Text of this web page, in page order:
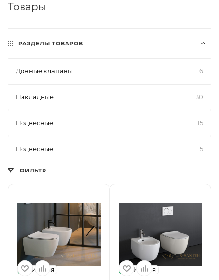
Товары
РАЗДЕЛЫ ТОВАРОВ
Донные клапаны 6
Накладные 30
Подвесные 15
Подвесные 5
Подвесные
Снизу
ФИЛЬТР
Италия Италия